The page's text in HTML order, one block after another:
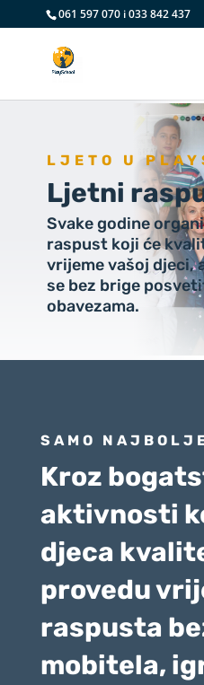
061 597 070 i 033 842 437
LJETO U
Ljetni
Svake godine
raspust koji će
vrijeme vašoj djeci,
se bez brige
obavezama.
SAMO
Kroz
aktivnosti
djeca
provedu
raspusta
mobitela,